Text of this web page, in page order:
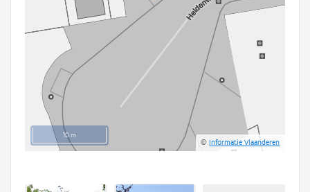
10 m
©Informatie Vlaanderen